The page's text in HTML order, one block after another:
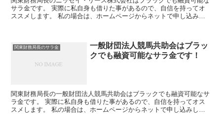
サラ金です。 実際に私自身も借りた事があるので、自信を持ってオ
ススメします。 私の場合は、ホームページからネットで申し込みし
関東財務局長のサラ金
一般財団法人競馬共助会はブラッ
クでも融資可能なサラ金です！
関東財務局長の一般財団法人競馬共助会はブラックでも融資可能なサ
ラ金です。 実際に私自身も借りた事があるので、自信を持ってオス
スメします。 私の場合は、ホームページからネットで申し込みした